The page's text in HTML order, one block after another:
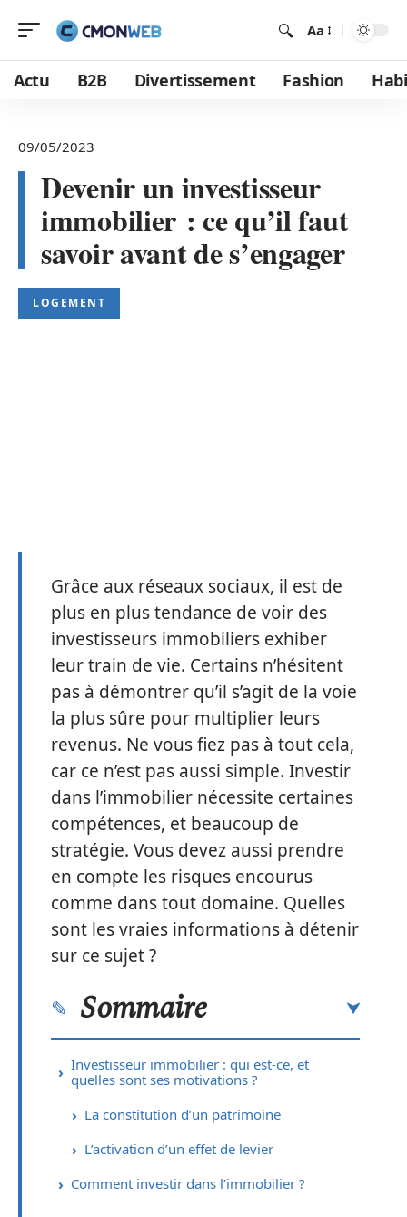
Aa
Actu B2B Divertissement Fashion
09/05/2023
Devenir un investisseur
immobilier : ce qu’il faut
savoir avant de s’engager
LOGEMENT
Grâce aux réseaux sociaux, il est de
plus en plus tendance de voir des
investisseurs immobiliers exhiber
leur train de vie. Certains n’hésitent
pas à démontrer qu’il s’agit de la voie
la plus sûre pour multiplier leurs
revenus. Ne vous fiez pas à tout cela,
car ce n’est pas aussi simple. Investir
dans l’immobilier nécessite certaines
compétences, et beaucoup de
stratégie. Vous devez aussi prendre
en compte les risques encourus
comme dans tout domaine. Quelles
sont les vraies informations à détenir
sur ce sujet ?
Sommaire
Investisseur immobilier : qui est-ce, et
quelles sont ses motivations ?
La constitution d’un patrimoine
L’activation d’un effet de levier
Comment investir dans l’immobilier ?